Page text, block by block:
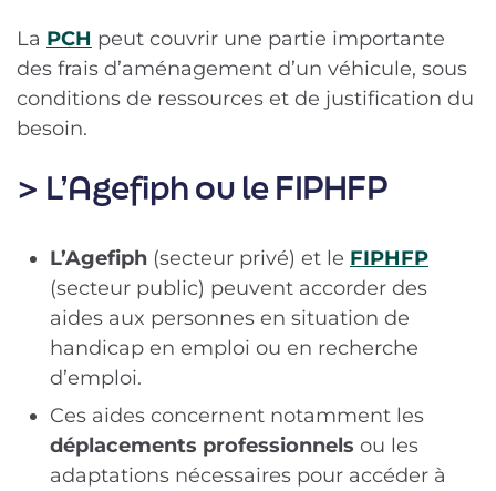
La PCH peut couvrir une partie importante
des frais d’aménagement d’un véhicule, sous
conditions de ressources et de justification du
besoin.
> L’Agefiph ou le FIPHFP
L’Agefiph (secteur privé) et le FIPHFP
(secteur public) peuvent accorder des
aides aux personnes en situation de
handicap en emploi ou en recherche
d’emploi.
Ces aides concernent notamment les
déplacements professionnels ou les
adaptations nécessaires pour accéder à